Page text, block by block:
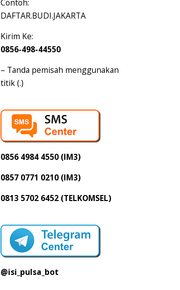
Contoh:
DAFTAR.BUDI.JAKARTA
Kirim Ke:
0856-498-44550
– Tanda pemisah menggunakan
titik (.)
0856 4984 4550 (IM3)
0857 0771 0210 (IM3)
0813 5702 6452 (TELKOMSEL)
@isi_pulsa_bot